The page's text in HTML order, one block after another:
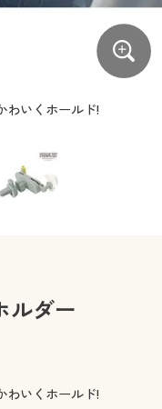
わいくホールド!
ルダー
わいくホールド!